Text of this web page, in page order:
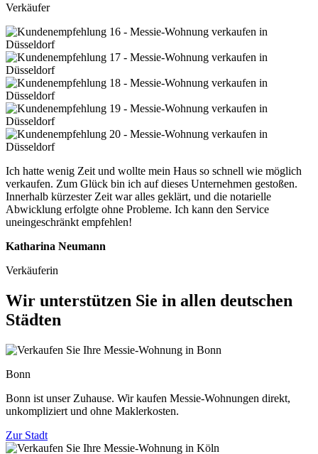
Verkäufer
Ich hatte wenig Zeit und wollte mein Haus so schnell wie möglich
verkaufen. Zum Glück bin ich auf dieses Unternehmen gestoßen.
Innerhalb kürzester Zeit war alles geklärt, und die notarielle
Abwicklung erfolgte ohne Probleme. Ich kann den Service
uneingeschränkt empfehlen!
Katharina Neumann
Verkäuferin
Wir unterstützen Sie in allen deutschen
Städten
Bonn
Bonn ist unser Zuhause. Wir kaufen Messie-Wohnungen direkt,
unkompliziert und ohne Maklerkosten.
Zur Stadt